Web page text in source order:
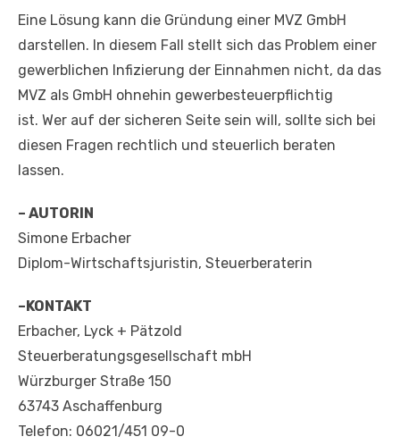
Eine Lösung kann die Gründung einer MVZ GmbH
darstellen. In diesem Fall stellt sich das Problem einer
gewerblichen Infizierung der Einnahmen nicht, da das
MVZ als GmbH ohnehin gewerbesteuerpflichtig
ist. Wer auf der sicheren Seite sein will, sollte sich bei
diesen Fragen rechtlich und steuerlich beraten
lassen.
– AUTORIN
Simone Erbacher
Diplom-Wirtschaftsjuristin, Steuerberaterin
–KONTAKT
Erbacher, Lyck + Pätzold
Steuerberatungsgesellschaft mbH
Würzburger Straße 150
63743 Aschaffenburg
Telefon: 06021/451 09-0